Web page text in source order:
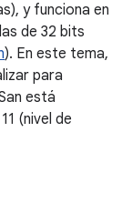
y funciona en
de 32 bits
). En este tema,
para
está
(nivel de